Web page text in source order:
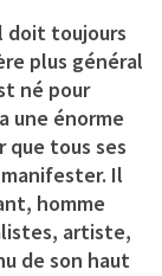
doit toujours
plus général
né pour
une énorme
que tous ses
Il
homme
artiste,
de son haut